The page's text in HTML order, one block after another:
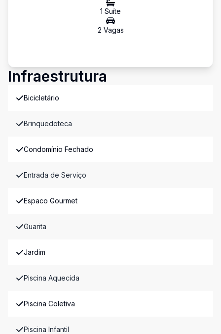
1 Suíte
2 Vagas
Infraestrutura
Bicicletário
Brinquedoteca
Condomínio Fechado
Entrada de Serviço
Espaco Gourmet
Guarita
Jardim
Piscina Aquecida
Piscina Coletiva
Piscina Infantil